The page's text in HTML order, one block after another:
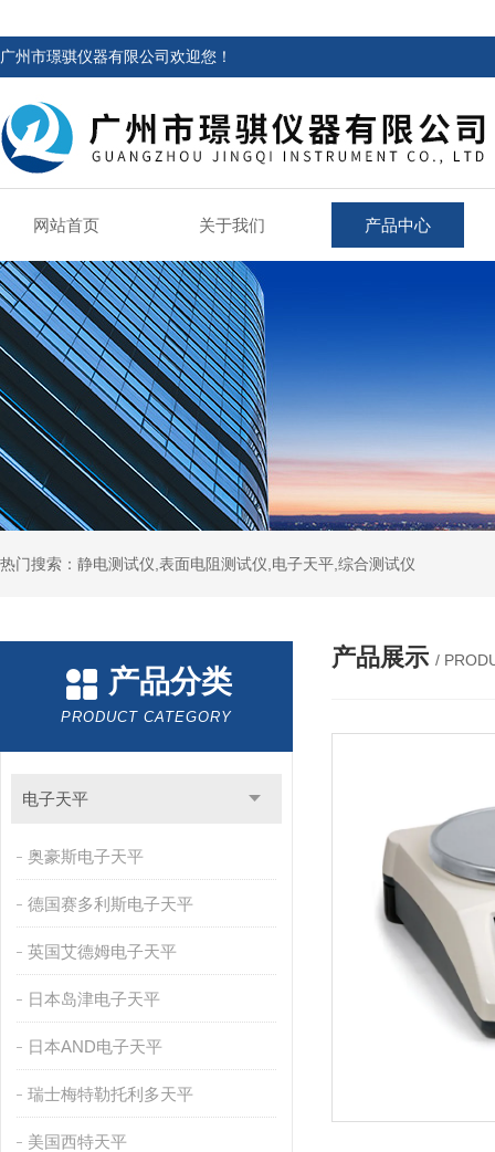
广州市璟骐仪器有限公司欢迎您！
网站首页 关于我们 产品中心
热门搜索：静电测试仪,表面电阻测试仪,电子天平,综合测试仪
产品分类
PRODUCT CATEGORY
电子天平
奥豪斯电子天平
德国赛多利斯电子天平
英国艾德姆电子天平
日本岛津电子天平
日本AND电子天平
瑞士梅特勒托利多天平
美国西特天平
产品展示 /